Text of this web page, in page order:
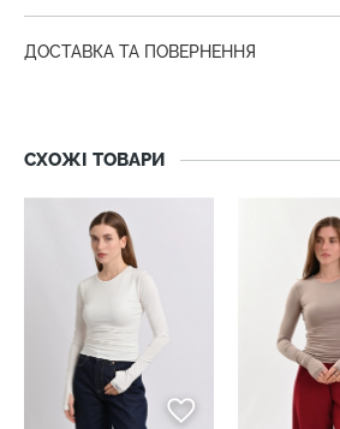
ДОСТАВКА ТА ПОВЕРНЕННЯ
СХОЖІ ТОВАРИ